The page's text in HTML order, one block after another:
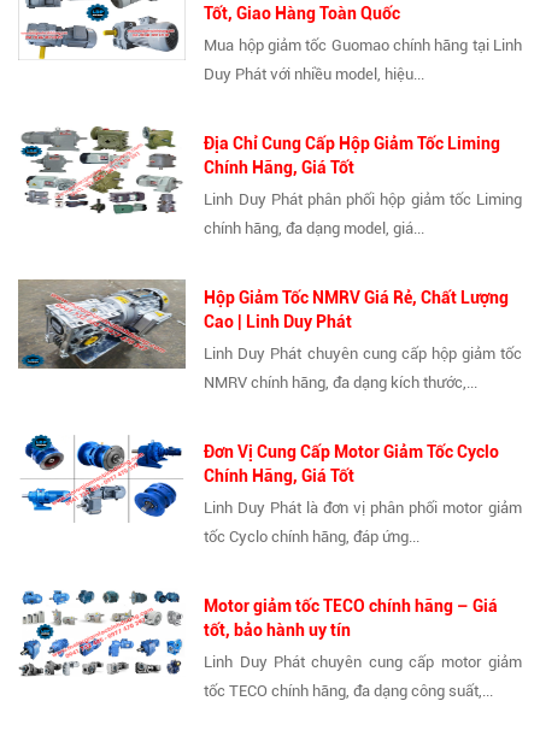
Tốt, Giao Hàng Toàn Quốc
Mua hộp giảm tốc Guomao chính hãng tại Linh
Duy Phát với nhiều model, hiệu...
Địa Chỉ Cung Cấp Hộp Giảm Tốc Liming
Chính Hãng, Giá Tốt
Linh Duy Phát phân phối hộp giảm tốc Liming
chính hãng, đa dạng model, giá...
Hộp Giảm Tốc NMRV Giá Rẻ, Chất Lượng
Cao | Linh Duy Phát
Linh Duy Phát chuyên cung cấp hộp giảm tốc
NMRV chính hãng, đa dạng kích thước,...
Đơn Vị Cung Cấp Motor Giảm Tốc Cyclo
Chính Hãng, Giá Tốt
Linh Duy Phát là đơn vị phân phối motor giảm
tốc Cyclo chính hãng, đáp ứng...
Motor giảm tốc TECO chính hãng – Giá
tốt, bảo hành uy tín
Linh Duy Phát chuyên cung cấp motor giảm
tốc TECO chính hãng, đa dạng công suất,...